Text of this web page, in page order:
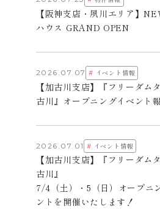
【阪神支店・夙川エリア】
ハウス GRAND OPEN
2026.07.07 # イベント情報
【加古川支店】『フリーダム
古川』オープニングイベント
2026.07.01 # イベント情報
【加古川支店】『フリーダム
古川』
7/4（土）・5（日）オープニ
ントを開催いたします！